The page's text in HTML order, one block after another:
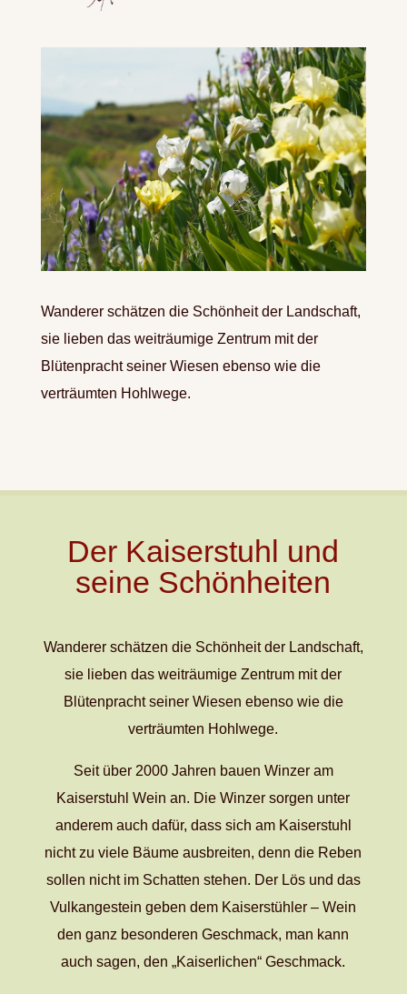
Wanderer schätzen die Schönheit der Landschaft,
sie lieben das weiträumige Zentrum mit der
Blütenpracht seiner Wiesen ebenso wie die
verträumten Hohlwege.
Der Kaiserstuhl und
seine Schönheiten
Wanderer schätzen die Schönheit der Landschaft,
sie lieben das weiträumige Zentrum mit der
Blütenpracht seiner Wiesen ebenso wie die
verträumten Hohlwege.
Seit über 2000 Jahren bauen Winzer am
Kaiserstuhl Wein an. Die Winzer sorgen unter
anderem auch dafür, dass sich am Kaiserstuhl
nicht zu viele Bäume ausbreiten, denn die Reben
sollen nicht im Schatten stehen. Der Lös und das
Vulkangestein geben dem Kaiserstühler – Wein
den ganz besonderen Geschmack, man kann
auch sagen, den„Kaiserlichen“Geschmack.